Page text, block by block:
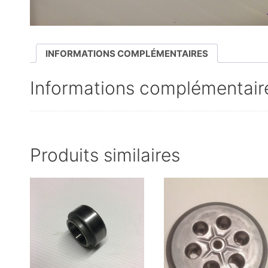
INFORMATIONS COMPLÉMENTAIRES
Informations
Produits similaires